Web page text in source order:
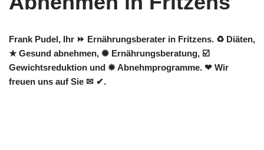
Frank Pudel, Ihr ⏩ Ernährungsberater in Fritzens. ♻ Diäten,
★ Gesund abnehmen, ✺ Ernährungsberatung, ☑️
Gewichtsreduktion und ✹ Abnehmprogramme. ❤ Wir
freuen uns auf Sie ✉ ✔.